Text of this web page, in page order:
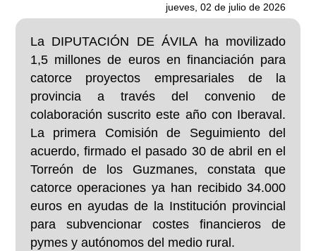
jueves, 02 de julio de 2026
La DIPUTACIÓN DE ÁVILA ha movilizado
1,5 millones de euros en financiación para
catorce proyectos empresariales de la
provincia a través del convenio de
colaboración suscrito este año con Iberaval.
La primera Comisión de Seguimiento del
acuerdo, firmado el pasado 30 de abril en el
Torreón de los Guzmanes, constata que
catorce operaciones ya han recibido 34.000
euros en ayudas de la Institución provincial
para subvencionar costes financieros de
pymes y autónomos del medio rural.